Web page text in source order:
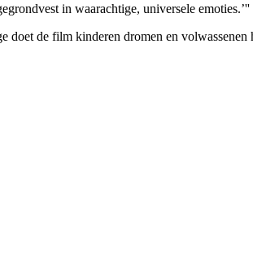
in waarachtige, universele
doet de film kinderen dromen en